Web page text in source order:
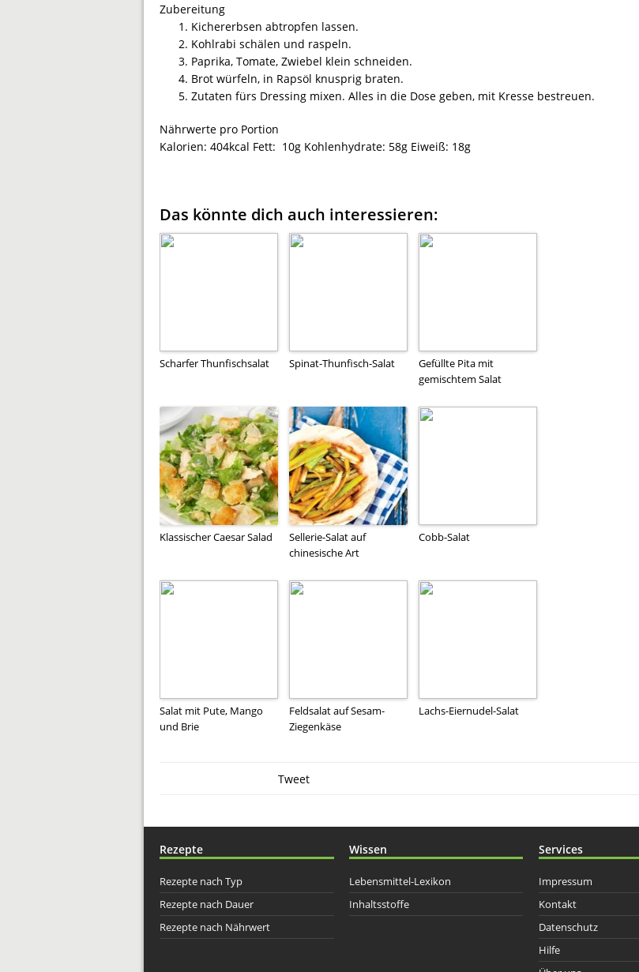
Zubereitung
Kichererbsen abtropfen lassen.
Kohlrabi schälen und raspeln.
Paprika, Tomate, Zwiebel klein schneiden.
Brot würfeln, in Rapsöl knusprig braten.
Zutaten fürs Dressing mixen. Alles in die Dose geben, mit Kresse bestreuen.
Nährwerte pro Portion
Kalorien: 404kcal Fett: 10g Kohlenhydrate: 58g Eiweiß: 18g
Das könnte dich auch interessieren:
Scharfer Thunfischsalat Spinat-Thunfisch-Salat
Gefüllte Pita mit
gemischtem Salat
Klassischer Caesar Salad
Sellerie-Salat auf
chinesische Art
Cobb-Salat
Salat mit Pute, Mango
und Brie
Feldsalat auf Sesam-
Ziegenkäse
Lachs-Eiernudel-Salat
Tweet
Rezepte
Rezepte nach Typ
Rezepte nach Dauer
Rezepte nach Nährwert
Wissen
Lebensmittel-Lexikon
Inhaltsstoffe
Services
Impressum
Kontakt
Datenschutz
Hilfe